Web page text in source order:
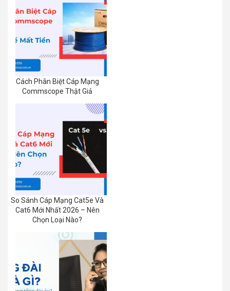
Cách Phân Biệt Cáp Mạng
Commscope Thật Giả
So Sánh Cáp Mạng Cat5e Và
Cat6 Mới Nhất 2026 – Nên
Chọn Loại Nào?